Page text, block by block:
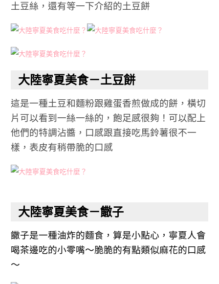
土豆絲，還有等一下介紹的土豆餅
大陸寧夏美食－土豆餅
這是一種土豆和麵粉跟雞蛋香煎做成的餅，橫切
片可以看到一絲一絲的，飽足感很夠！可以配上
他們的特調沾醬，口感跟直接吃馬鈴薯很不一
樣，表皮有稍帶脆的口感
大陸寧夏美食－饊子
饊子是一種油炸的麵食，算是小點心，寧夏人會
喝茶邊吃的小零嘴～脆脆的有點類似麻花的口感
～